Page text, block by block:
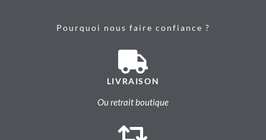
Pourquoi nous faire confiance ?
LIVRAISON
Ou retrait boutique